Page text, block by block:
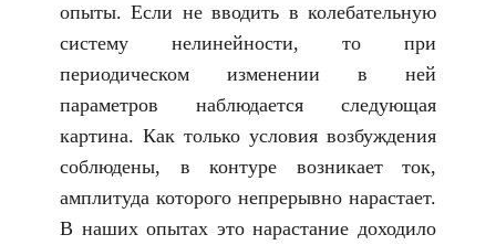
опыты. Если не вводить в колебательную
систему нелинейности, то при
периодическом изменении в ней
параметров наблюдается следующая
картина. Как только условия возбуждения
соблюдены, в контуре возникает ток,
амплитуда которого непрерывно нарастает.
В наших опытах это нарастание доходило